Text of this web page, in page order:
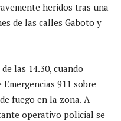
heridos tras una
de las calles Gaboto y
las 14.30, cuando
911 sobre
fuego en la zona. A
operativo policial se